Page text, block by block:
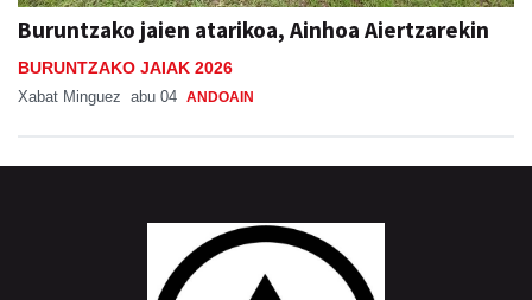
Buruntzako jaien atarikoa, Ainhoa Aiertzarekin
BURUNTZAKO JAIAK 2026
Xabat Minguez abu 04 ANDOAIN